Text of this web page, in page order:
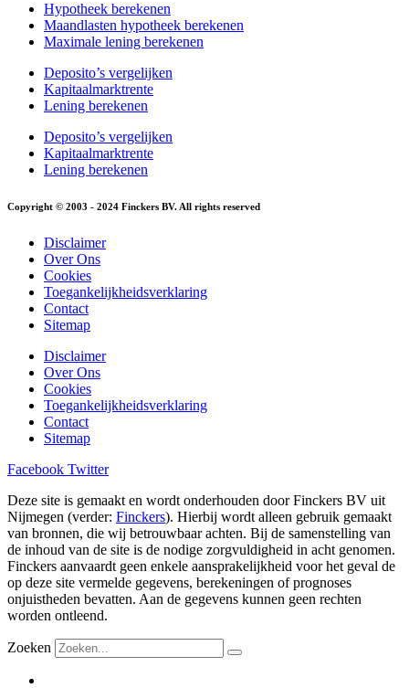
Hypotheek berekenen
Maandlasten hypotheek berekenen
Maximale lening berekenen
Deposito’s vergelijken
Kapitaalmarktrente
Lening berekenen
Deposito’s vergelijken
Kapitaalmarktrente
Lening berekenen
Copyright © 2003 - 2024 Finckers BV. All rights reserved
Disclaimer
Over Ons
Cookies
Toegankelijkheidsverklaring
Contact
Sitemap
Disclaimer
Over Ons
Cookies
Toegankelijkheidsverklaring
Contact
Sitemap
Facebook Twitter
Deze site is gemaakt en wordt onderhouden door Finckers BV uit
Nijmegen (verder: Finckers). Hierbij wordt alleen gebruik gemaakt
van bronnen, die wij betrouwbaar achten. Bij de samenstelling van
de inhoud van de site is de nodige zorgvuldigheid in acht genomen.
Finckers aanvaardt geen enkele aansprakelijkheid voor het geval de
op deze site vermelde gegevens, berekeningen of prognoses
onjuistheden bevatten. Aan de gegevens kunnen geen rechten
worden ontleend.
Zoeken